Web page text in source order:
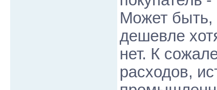
Может быть,
дешевле
нет. К
расходов,